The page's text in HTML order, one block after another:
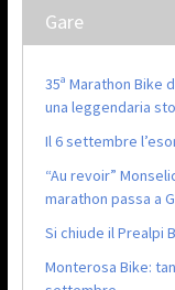
Gare
35ª Marathon Bike
una leggendaria
Il 6 settembre
“Au revoir”
marathon passa a
Si chiude il Prealpi
Monterosa Bike: